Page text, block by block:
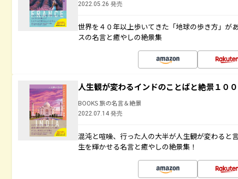
2022.05.26 発売
世界を４０年以上歩いてきた「地球の歩き方」が
スの名言と癒やしの絶景集
人生観が変わるインドのことばと絶景１００
BOOKS 旅の名言＆絶景
2022.07.14 発売
混沌と喧噪、行った人の大半が人生観が変わると
生を輝かせる名言と癒やしの絶景集！